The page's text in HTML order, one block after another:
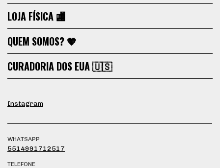
LOJA FÍSICA 🏬
QUEM SOMOS? 🧡
CURADORIA DOS EUA 🇺🇸
Instagram
WHATSAPP
5514991712517
TELEFONE